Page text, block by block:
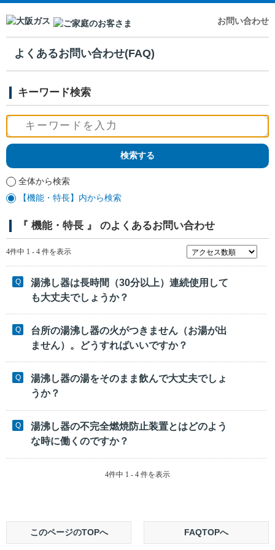
お問い合わせ
よくあるお問い合わせ(FAQ)
キーワード検索
全体から検索
【機能・特長】内から検索
『 機能・特長 』 のよくあるお問い合わせ
4件中 1 - 4 件を表示
湯沸し器は長時間（30分以上）連続使用して
も大丈夫でしょうか？
台所の湯沸し器の火がつきません（お湯が出
ません）。どうすればいいですか？
湯沸し器の湯をそのまま飲んで大丈夫でしょ
うか？
湯沸し器の不完全燃焼防止装置とはどのよう
な時に働くのですか？
4件中 1 - 4 件を表示
このページのTOPへ FAQTOPへ